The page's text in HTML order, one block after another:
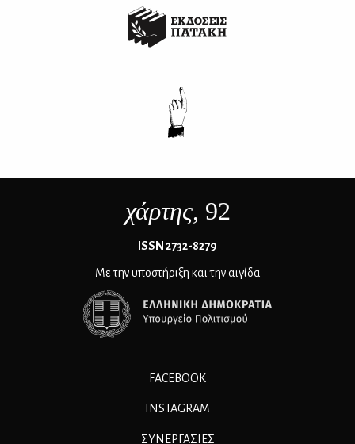
χάρτης, 92
ΙSSN 2732-8279
Με την υποστήριξη και την αιγίδα
FACEBOOK
INSTAGRAM
ΣΥΝΕΡΓΑΣΊΕΣ